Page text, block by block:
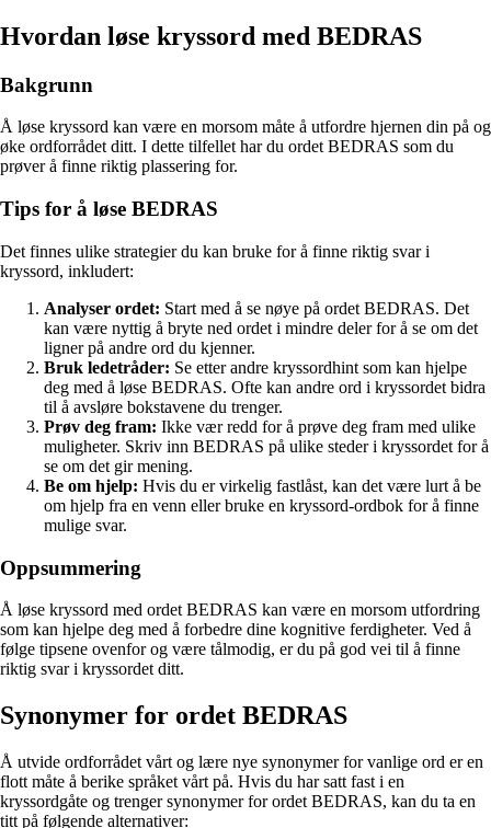
Hvordan løse kryssord med BEDRAS
Bakgrunn
Å løse kryssord kan være en morsom måte å utfordre hjernen din på og
øke ordforrådet ditt. I dette tilfellet har du ordet BEDRAS som du
prøver å finne riktig plassering for.
Tips for å løse BEDRAS
Det finnes ulike strategier du kan bruke for å finne riktig svar i
kryssord, inkludert:
Analyser ordet: Start med å se nøye på ordet BEDRAS. Det
kan være nyttig å bryte ned ordet i mindre deler for å se om det
ligner på andre ord du kjenner.
Bruk ledetråder: Se etter andre kryssordhint som kan hjelpe
deg med å løse BEDRAS. Ofte kan andre ord i kryssordet bidra
til å avsløre bokstavene du trenger.
Prøv deg fram: Ikke vær redd for å prøve deg fram med ulike
muligheter. Skriv inn BEDRAS på ulike steder i kryssordet for å
se om det gir mening.
Be om hjelp: Hvis du er virkelig fastlåst, kan det være lurt å be
om hjelp fra en venn eller bruke en kryssord-ordbok for å finne
mulige svar.
Oppsummering
Å løse kryssord med ordet BEDRAS kan være en morsom utfordring
som kan hjelpe deg med å forbedre dine kognitive ferdigheter. Ved å
følge tipsene ovenfor og være tålmodig, er du på god vei til å finne
riktig svar i kryssordet ditt.
Synonymer for ordet BEDRAS
Å utvide ordforrådet vårt og lære nye synonymer for vanlige ord er en
flott måte å berike språket vårt på. Hvis du har satt fast i en
kryssordgåte og trenger synonymer for ordet BEDRAS, kan du ta en
titt på følgende alternativer: